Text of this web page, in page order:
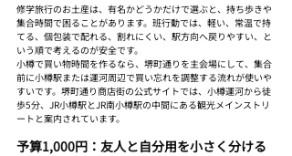
修学旅行のお土産は、有名かどうかだけで選ぶと、持ち歩きや
集合時間で困ることがあります。班行動では、軽い、常温で持
てる、個包装で配れる、割れにくい、駅方向へ戻りやすい、と
いう順で考えるのが安全です。
小樽で買い物時間を作るなら、堺町通りを主会場にして、集合
前に小樽駅または運河周辺で買い忘れを調整する流れが使いや
すいです。堺町通り商店街の公式サイトでは、小樽運河から徒
歩5分、JR小樽駅とJR南小樽駅の中間にある観光メインストリ
ートと案内されています。
予算1,000円：友人と自分用を小さく分ける